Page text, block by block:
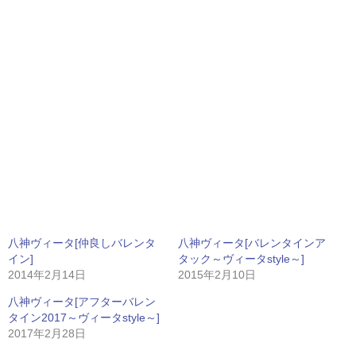
八神ヴィータ[仲良しバレンタ
イン]
2014年2月14日
八神ヴィータ[バレンタインア
タック～ヴィータstyle～]
2015年2月10日
八神ヴィータ[アフターバレン
タイン2017～ヴィータstyle～]
2017年2月28日